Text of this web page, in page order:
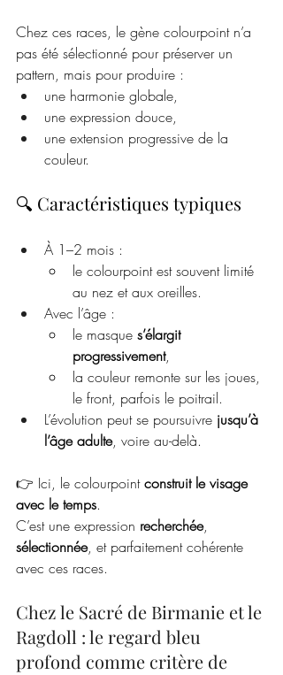
Chez ces races, le gène colourpoint n’a
pas été sélectionné pour préserver un
pattern, mais pour produire :
une harmonie globale,
une expression douce,
une extension progressive de la
couleur.
🔍 Caractéristiques typiques
À 1–2 mois :
le colourpoint est souvent limité
au nez et aux oreilles.
Avec l’âge :
le masque s’élargit
progressivement,
la couleur remonte sur les joues,
le front, parfois le poitrail.
L’évolution peut se poursuivre jusqu’à
l’âge adulte, voire au-delà.
👉 Ici, le colourpoint construit le visage
avec le temps.
C’est une expression recherchée,
sélectionnée, et parfaitement cohérente
avec ces races.
Chez le Sacré de Birmanie et le
Ragdoll : le regard bleu
profond comme critère de